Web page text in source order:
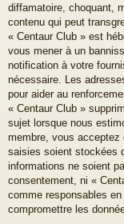
diffamatoire, choquant,
contenu qui peut
« Centaur Club » est
vous mener à un
notification à votre
nécessaire. Les
pour aider au
« Centaur Club »
sujet lorsque nous
membre, vous
saisies soient stockées
informations ne soient
consentement, ni «
comme responsables
compromettre les